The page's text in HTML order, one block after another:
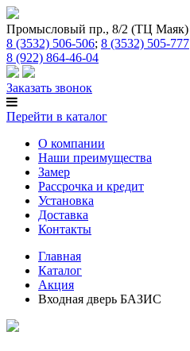
Промысловый пр., 8/2 (ТЦ Маяк)
8 (3532) 506-506; 8 (3532) 505-777
8 (922) 864-46-04
Заказать звонок
Перейти в каталог
О компании
Наши преимущества
Замер
Рассрочка и кредит
Установка
Доставка
Контакты
Главная
Каталог
Акция
Входная дверь БАЗИС